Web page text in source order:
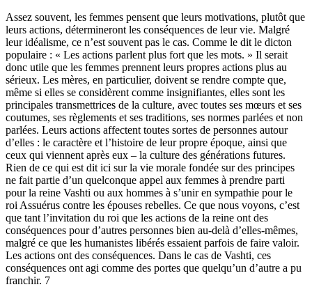
Assez souvent, les femmes pensent que leurs motivations, plutôt que
leurs actions, détermineront les conséquences de leur vie. Malgré
leur idéalisme, ce n’est souvent pas le cas. Comme le dit le dicton
populaire : « Les actions parlent plus fort que les mots. » Il serait
donc utile que les femmes prennent leurs propres actions plus au
sérieux. Les mères, en particulier, doivent se rendre compte que,
même si elles se considèrent comme insignifiantes, elles sont les
principales transmettrices de la culture, avec toutes ses mœurs et ses
coutumes, ses règlements et ses traditions, ses normes parlées et non
parlées. Leurs actions affectent toutes sortes de personnes autour
d’elles : le caractère et l’histoire de leur propre époque, ainsi que
ceux qui viennent après eux – la culture des générations futures.
Rien de ce qui est dit ici sur la vie morale fondée sur des principes
ne fait partie d’un quelconque appel aux femmes à prendre parti
pour la reine Vashti ou aux hommes à s’unir en sympathie pour le
roi Assuérus contre les épouses rebelles. Ce que nous voyons, c’est
que tant l’invitation du roi que les actions de la reine ont des
conséquences pour d’autres personnes bien au-delà d’elles-mêmes,
malgré ce que les humanistes libérés essaient parfois de faire valoir.
Les actions ont des conséquences. Dans le cas de Vashti, ces
conséquences ont agi comme des portes que quelqu’un d’autre a pu
franchir. 7